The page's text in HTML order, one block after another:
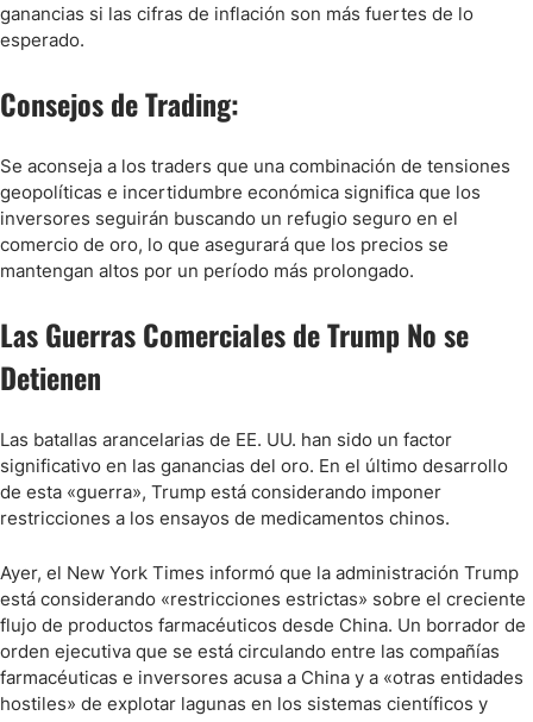
ganancias si las cifras de inflación son más fuertes de lo
esperado.
Consejos de Trading:
Se aconseja a los traders que una combinación de tensiones
geopolíticas e incertidumbre económica significa que los
inversores seguirán buscando un refugio seguro en el
comercio de oro, lo que asegurará que los precios se
mantengan altos por un período más prolongado.
Las Guerras Comerciales de Trump No se
Detienen
Las batallas arancelarias de EE. UU. han sido un factor
significativo en las ganancias del oro. En el último desarrollo
de esta «guerra», Trump está considerando imponer
restricciones a los ensayos de medicamentos chinos.
Ayer, el New York Times informó que la administración Trump
está considerando «restricciones estrictas» sobre el creciente
flujo de productos farmacéuticos desde China. Un borrador de
orden ejecutiva que se está circulando entre las compañías
farmacéuticas e inversores acusa a China y a «otras entidades
hostiles» de explotar lagunas en los sistemas científicos y